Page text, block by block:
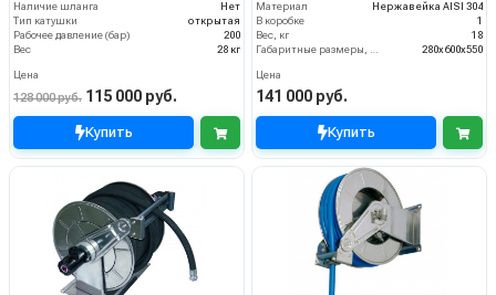
Наличие шланга
Нет
Тип катушки
открытая
Рабочее давление (бар)
200
Вес
28 кг
Цена
128 000 руб. 115 000 руб.
Купить
Материал
Нержавейка AISI 304
В коробке
1
Вес, кг
18
Габаритные размеры, мм
280x600x550
Цена
141 000 руб.
Купить